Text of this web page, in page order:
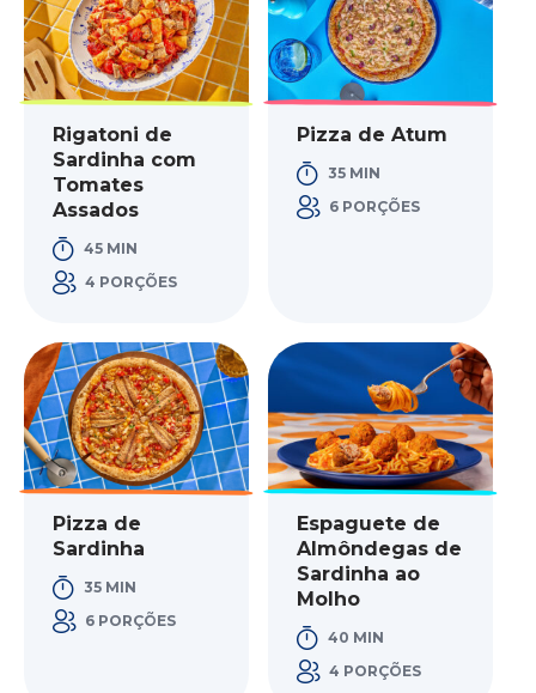
Rigatoni de
Sardinha com
Tomates
Assados
45 MIN
4 PORÇÕES
Pizza de Atum
35 MIN
6 PORÇÕES
Pizza de
Sardinha
35 MIN
6 PORÇÕES
Espaguete de
Almôndegas de
Sardinha ao
Molho
40 MIN
4 PORÇÕES